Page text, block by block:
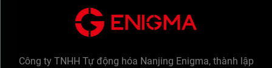
Công ty TNHH Tự động hóa Nanjing Enigma, thành lập